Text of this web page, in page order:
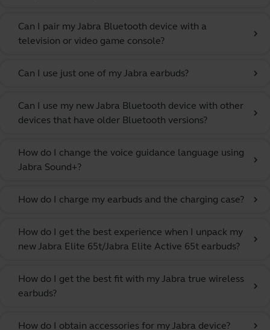
Can I pair my Jabra Bluetooth device with a
television or video game console?
chevron_right
Can I use just one of my Jabra earbuds? chevron_right
Can I use my new Jabra Bluetooth device with other
devices that have older Bluetooth versions?
chevron_right
How do I change the voice guidance language using
Jabra Sound+?
chevron_right
How do I charge my earbuds and the charging case? chevron_right
How do I get the best experience when I unpack my
new Jabra Elite 65t/Jabra Elite Active 65t earbuds?
chevron_right
How do I get the best fit with my Jabra true wireless
earbuds?
chevron_right
How do I obtain accessories for my Jabra device? chevron_right